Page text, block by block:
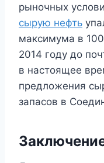
рыночных
сырую нефть
максимума в
2014 году до
в настоящее
предложения
запасов в